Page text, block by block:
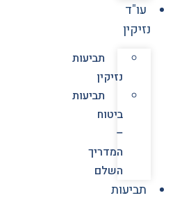
עו"ד
נזיקין
תביעות
נזיקין
תביעות
ביטוח
–
המדריך
השלם
תביעות